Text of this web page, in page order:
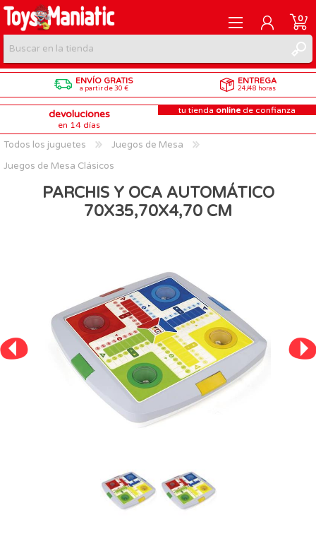
REGISTRARME
INICIAR SESIÓN
0
ENVÍO GRATIS
a partir de 30 €
ENTREGA
24/48 horas
devoluciones
en 14 días
tu tienda online de confianza
Todos los juguetes
Juegos de Mesa
Juegos de Mesa Clásicos
PARCHIS Y OCA AUTOMÁTICO
70X35,70X4,70 CM